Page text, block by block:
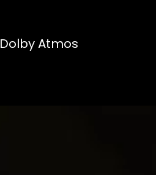
Dolby Atmos